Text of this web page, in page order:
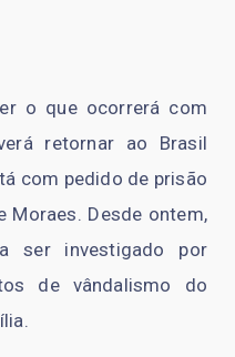
o que ocorrerá com
retornar ao Brasil
com pedido de prisão
Moraes. Desde ontem,
ser investigado por
de vândalismo do